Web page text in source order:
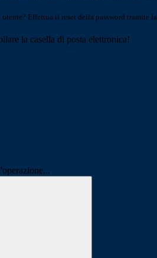
Effettua il reset della password tramite la
la casella di posta elettronica!